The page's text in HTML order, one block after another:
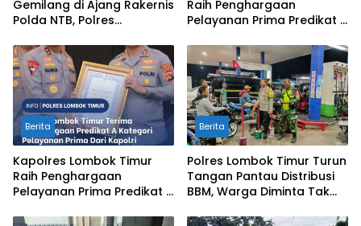
Gemilang di Ajang Rakernis
Polda NTB, Polres
Penghargaan Pelayanan
Prima Kapolri
Raih Penghargaan
Pelayanan Prima Predikat A
Berita
Kapolres Lombok Timur
Raih Penghargaan
Pelayanan Prima Predikat A
Berita
Polres Lombok Timur Turun
Tangan Pantau Distribusi
BBM, Warga Diminta Tak